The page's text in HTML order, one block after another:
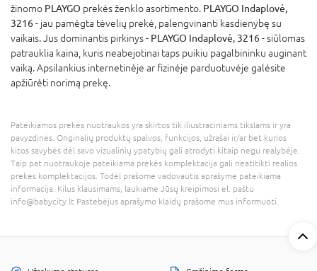
žinomo PLAYGO prekės ženklo asortimento. PLAYGO Indaplovė,
3216- jau pamėgta tėvelių prekė, palengvinanti kasdienybę su
vaikais. Jus dominantis pirkinys - PLAYGO Indaplovė, 3216- siūlomas
patrauklia kaina, kuris neabejotinai taps puikiu pagalbininku auginant
vaiką. Apsilankius internetinėje ar fizinėje parduotuvėje galėsite
apžiūrėti norimą prekę.
Pateikiamos prekės nuotraukos yra skirtos tik iliustraciniams tikslams ir yra
pavyzdinės. Originalių produktų spalvos, funkcijos, užrašai ir/ar bet kurios
kitos savybės dėl savo vizualinių ypatybių gali atrodyti kitaip negu realybėje.
Taip pat nuotraukoje pateikiama prekės komplektacija gali neatitikti realios
prekės komplektacijos. Todėl prašome vadovautis aprašyme pateikiama
informacija. Kilus klausimams, laukiame Jūsų kreipimosi el. paštu
info@babycity.lt Pastebėjus aprašymo klaidų prašome mus informuoti.